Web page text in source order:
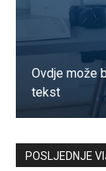
Ovdje može
tekst
POSLJEDNJE